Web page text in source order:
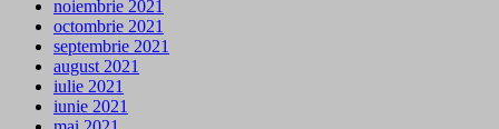
noiembrie 2021
octombrie 2021
septembrie 2021
august 2021
iulie 2021
iunie 2021